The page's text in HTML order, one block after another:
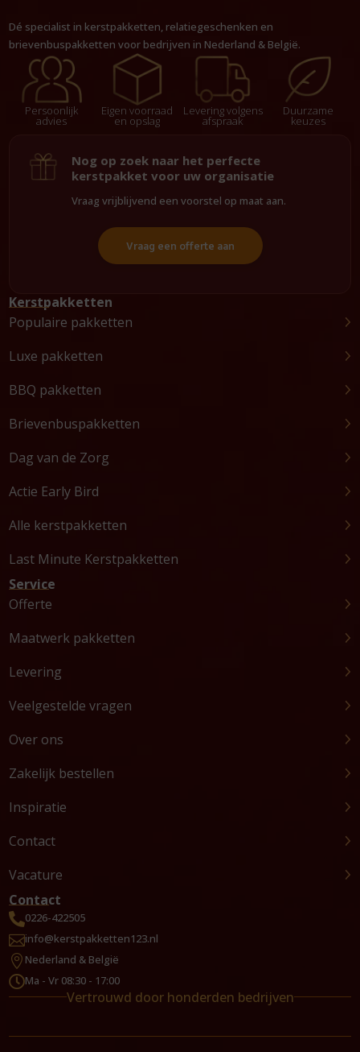
Dé specialist in kerstpakketten, relatiegeschenken en
brievenbuspakketten voor bedrijven in Nederland & België.
Persoonlijk
advies
Eigen voorraad
en opslag
Levering volgens
afspraak
Duurzame
keuzes
Nog op zoek naar het perfecte
kerstpakket voor uw organisatie
Vraag vrijblijvend een voorstel op maat aan.
Vraag een offerte aan
Kerstpakketten
Populaire pakketten
Luxe pakketten
BBQ pakketten
Brievenbuspakketten
Dag van de Zorg
Actie Early Bird
Alle kerstpakketten
Last Minute Kerstpakketten
Service
Offerte
Maatwerk pakketten
Levering
Veelgestelde vragen
Over ons
Zakelijk bestellen
Inspiratie
Contact
Vacature
Contact
0226-422505
info@kerstpakketten123.nl
 Nederland & België
Ma - Vr 08:30 - 17:00
Vertrouwd door honderden bedrijven